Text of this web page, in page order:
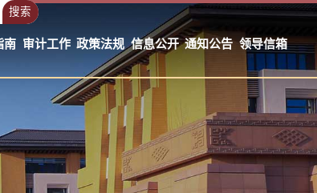
搜索
南 审计工作 政策法规 信息公开 通知公告 领导信箱